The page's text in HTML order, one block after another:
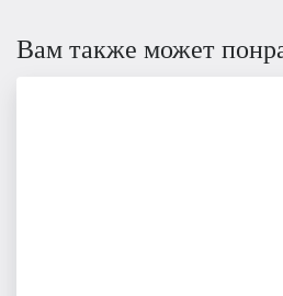
Вам также может